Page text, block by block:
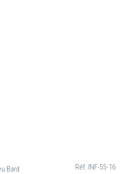
Bard Réf. INF-55-16